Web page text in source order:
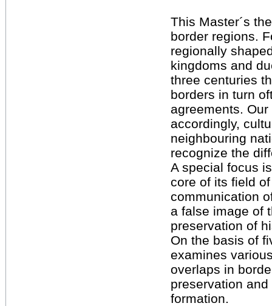
This Master´s
border regions.
regionally
kingdoms and
three centuries
borders in turn
agreements.
accordingly,
neighbouring
recognize the
A special focus
core of its field
communication
a false image of
preservation of
On the basis of
examines
overlaps in
preservation
formation.